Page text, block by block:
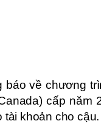
về chương
cấp năm
tài khoản cho cậu.